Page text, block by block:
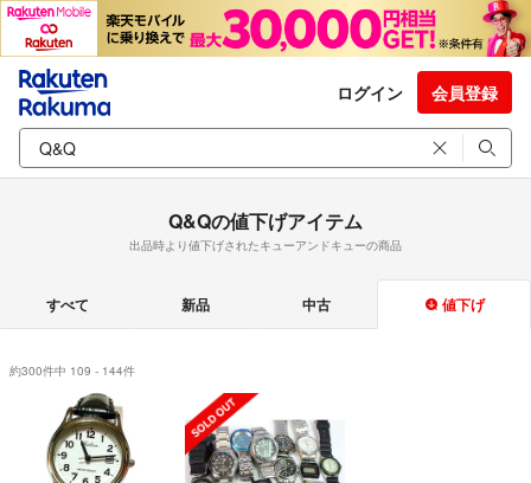
ログイン 会員登録
Q&Qの値下げアイテム
出品時より値下げされたキューアンドキューの商品
すべて 新品 中古 値下げ
約300件中 109 - 144件